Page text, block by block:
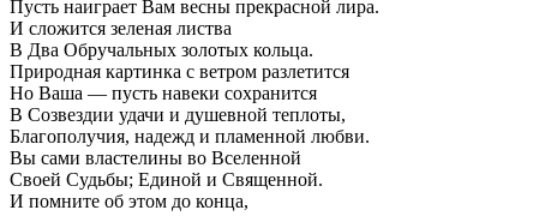
Пусть наиграет Вам весны прекрасной лира.
И сложится зеленая листва
В Два Обручальных золотых кольца.
Природная картинка с ветром разлетится
Но Ваша — пусть навеки сохранится
В Созвездии удачи и душевной теплоты,
Благополучия, надежд и пламенной любви.
Вы сами властелины во Вселенной
Своей Судьбы; Единой и Священной.
И помните об этом до конца,